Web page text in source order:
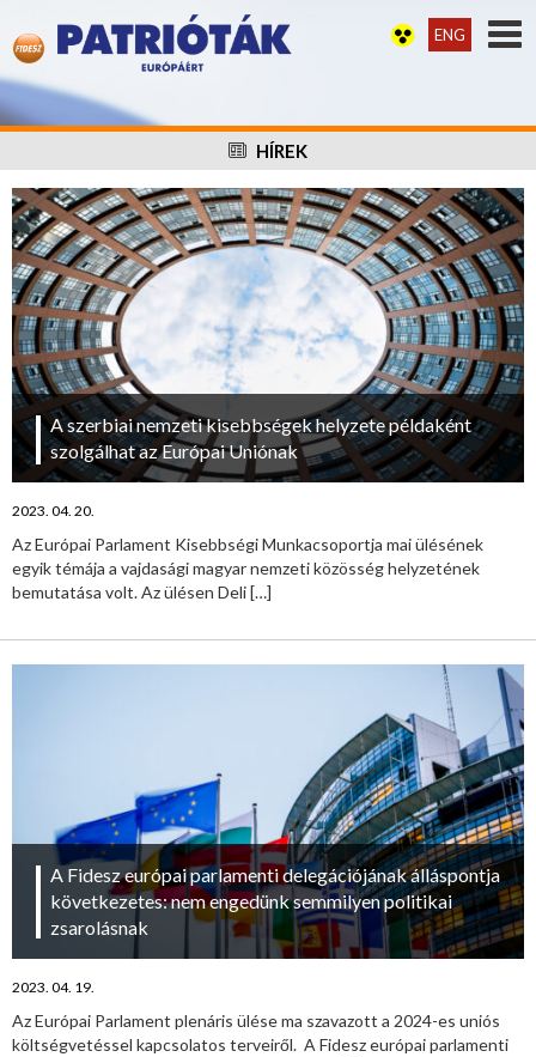
ENG
HÍREK
A szerbiai nemzeti kisebbségek helyzete példaként
szolgálhat az Európai Uniónak
2023. 04. 20.
Az Európai Parlament Kisebbségi Munkacsoportja mai ülésének
egyik témája a vajdasági magyar nemzeti közösség helyzetének
bemutatása volt. Az ülésen Deli[…]
A Fidesz európai parlamenti delegációjának álláspontja
következetes: nem engedünk semmilyen politikai
zsarolásnak
2023. 04. 19.
Az Európai Parlament plenáris ülése ma szavazott a 2024-es uniós
költségvetéssel kapcsolatos terveiről. A Fidesz európai parlamenti